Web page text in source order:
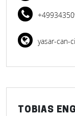
yasar-can-
TOBIAS